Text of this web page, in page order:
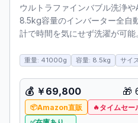
ウルトラファインバブル洗浄や
8.5kg容量のインバーター全自
計で時間を気にせず洗濯が可能
重量: 41000g 容量: 8.5kg サイ
💰 ￥69,800 🎁
Amazon直販 タイムセー